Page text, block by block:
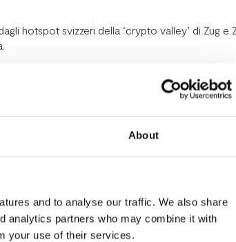
About
and to analyse our traffic. We also share
analytics partners who may combine it with
your use of their services.
hotspot svizzeri della ‘crypto valley’ di Zug e
cripto. Nel mercato del Venture Capital in
milioni di euro raccolti in 84 round, rimane
rispetto ai 212 milioni di euro).
con 50 operazioni e 91 milioni di
quella dei round Serie A e Serie B è
ma il nostro Paese dimostra di reggere
a livello europeo.